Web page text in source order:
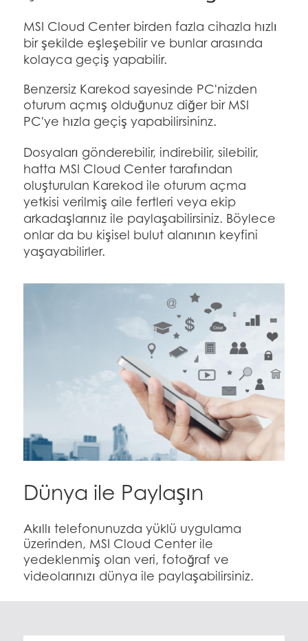
MSI Cloud Center birden fazla cihazla hızlı
bir şekilde eşleşebilir ve bunlar arasında
kolayca geçiş yapabilir.
Benzersiz Karekod sayesinde PC'nizden
oturum açmış olduğunuz diğer bir MSI
PC'ye hızla geçiş yapabilirsininz.
Dosyaları gönderebilir, indirebilir, silebilir,
hatta MSI Cloud Center tarafından
oluşturulan Karekod ile oturum açma
yetkisi verilmiş aile fertleri veya ekip
arkadaşlarınız ile paylaşabilirsiniz. Böylece
onlar da bu kişisel bulut alanının keyfini
yaşayabilirler.
Dünya ile Paylaşın
Akıllı telefonunuzda yüklü uygulama
üzerinden, MSI Cloud Center ile
yedeklenmiş olan veri, fotoğraf ve
videolarınızı dünya ile paylaşabilirsiniz.